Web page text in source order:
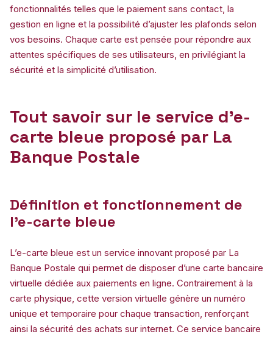
fonctionnalités telles que le paiement sans contact, la
gestion en ligne et la possibilité d’ajuster les plafonds selon
vos besoins. Chaque carte est pensée pour répondre aux
attentes spécifiques de ses utilisateurs, en privilégiant la
sécurité et la simplicité d’utilisation.
Tout savoir sur le service d’e-
carte bleue proposé par La
Banque Postale
Définition et fonctionnement de
l’e-carte bleue
L’e-carte bleue est un service innovant proposé par La
Banque Postale qui permet de disposer d’une carte bancaire
virtuelle dédiée aux paiements en ligne. Contrairement à la
carte physique, cette version virtuelle génère un numéro
unique et temporaire pour chaque transaction, renforçant
ainsi la sécurité des achats sur internet. Ce service bancaire